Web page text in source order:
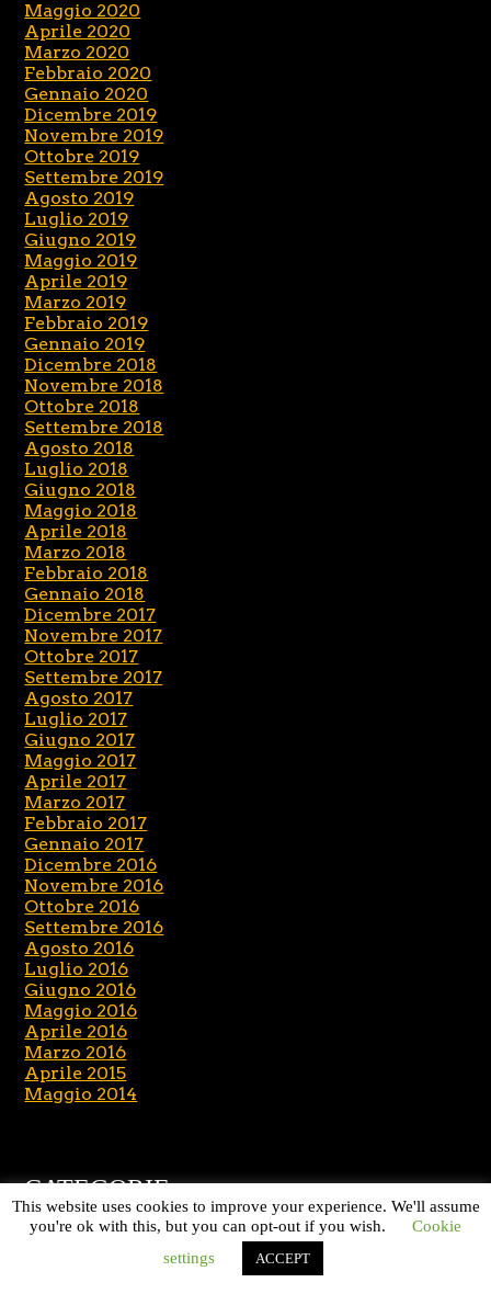
Maggio 2020
Aprile 2020
Marzo 2020
Febbraio 2020
Gennaio 2020
Dicembre 2019
Novembre 2019
Ottobre 2019
Settembre 2019
Agosto 2019
Luglio 2019
Giugno 2019
Maggio 2019
Aprile 2019
Marzo 2019
Febbraio 2019
Gennaio 2019
Dicembre 2018
Novembre 2018
Ottobre 2018
Settembre 2018
Agosto 2018
Luglio 2018
Giugno 2018
Maggio 2018
Aprile 2018
Marzo 2018
Febbraio 2018
Gennaio 2018
Dicembre 2017
Novembre 2017
Ottobre 2017
Settembre 2017
Agosto 2017
Luglio 2017
Giugno 2017
Maggio 2017
Aprile 2017
Marzo 2017
Febbraio 2017
Gennaio 2017
Dicembre 2016
Novembre 2016
Ottobre 2016
Settembre 2016
Agosto 2016
Luglio 2016
Giugno 2016
Maggio 2016
Aprile 2016
Marzo 2016
Aprile 2015
Maggio 2014
CATEGORIE
News
Senza categoria
This website uses cookies to improve your experience. We'll assume
you're ok with this, but you can opt-out if you wish.
Cookie
settings
ACCEPT